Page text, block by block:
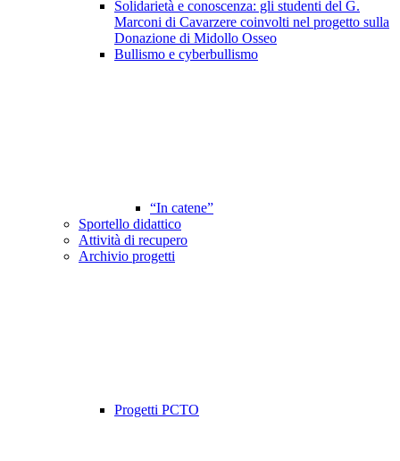
Solidarietà e conoscenza: gli studenti del G.
Marconi di Cavarzere coinvolti nel progetto sulla
Donazione di Midollo Osseo
Bullismo e cyberbullismo
“In catene”
Sportello didattico
Attività di recupero
Archivio progetti
Progetti PCTO